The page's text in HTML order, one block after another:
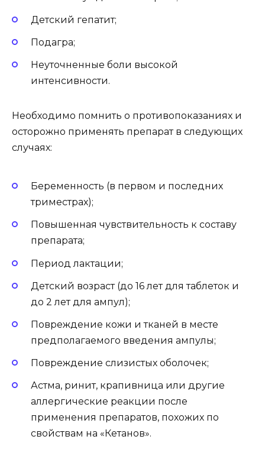
Детский гепатит;
Подагра;
Неуточненные боли высокой
интенсивности.
Необходимо помнить о противопоказаниях и
осторожно применять препарат в следующих
случаях:
Беременность (в первом и последних
триместрах);
Повышенная чувствительность к составу
препарата;
Период лактации;
Детский возраст (до 16 лет для таблеток и
до 2 лет для ампул);
Повреждение кожи и тканей в месте
предполагаемого введения ампулы;
Повреждение слизистых оболочек;
Астма, ринит, крапивница или другие
аллергические реакции после
применения препаратов, похожих по
свойствам на «Кетанов».